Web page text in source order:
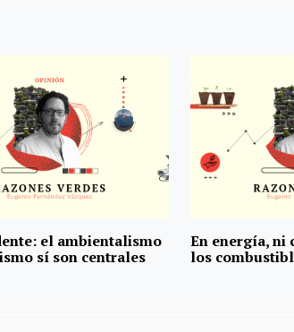
el ambientalismo
sí son centrales
En energía, ni
los